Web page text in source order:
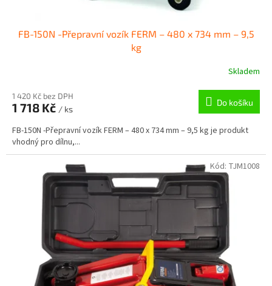
FB-150N -Přepravní vozík FERM – 480 x 734 mm – 9,5
kg
Skladem
1 420 Kč bez DPH
1 718 Kč / ks
Do košíku
FB-150N -Přepravní vozík FERM – 480 x 734 mm – 9,5 kg je produkt
vhodný pro dílnu,...
Kód: TJM1008